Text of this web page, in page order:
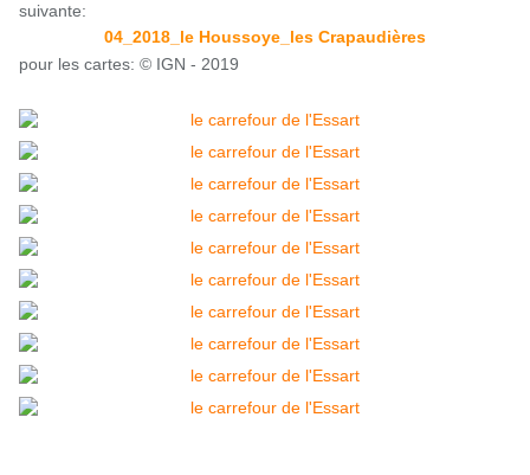
suivante:
04_2018_le Houssoye_les Crapaudières
pour les cartes: © IGN - 2019